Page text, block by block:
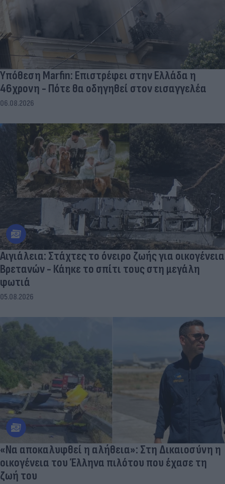
Υπόθεση Marfin: Επιστρέφει στην Ελλάδα η
46χρονη - Πότε θα οδηγηθεί στον εισαγγελέα
06.08.2026
Αιγιάλεια: Στάχτες το όνειρο ζωής για οικογένεια
Βρετανών - Κάηκε το σπίτι τους στη μεγάλη
φωτιά
05.08.2026
«Να αποκαλυφθεί η αλήθεια»: Στη Δικαιοσύνη η
οικογένεια του Έλληνα πιλότου που έχασε τη
ζωή του